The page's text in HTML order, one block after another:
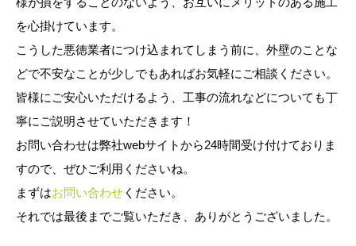
を心掛けています。
こうした悪徳業者につけ込まれてしまう前に、外壁のことな
どで不安なことが少しでもあればお気軽にご相談ください。
皆様にご安心いただけるよう、工事の流れなどについても丁
寧にご説明させていただきます！
お問い合わせは弊社webサイトから24時間受け付けておりま
すので、ぜひご利用くださいね。
まずはお問い合わせ ください。
それでは最後までご覧いただき、ありがとうございました。